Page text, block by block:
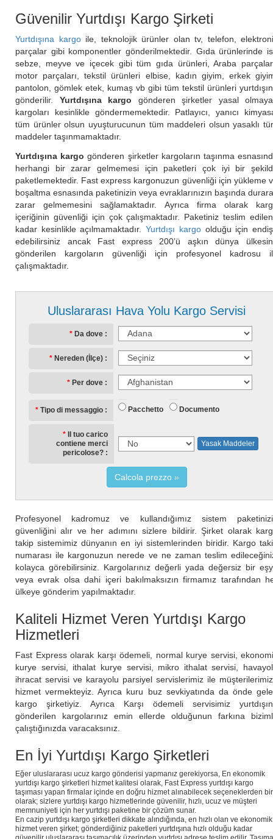
Uluslararası Hava Yolu Kargo Servisi
Da dove
Nereden (İlçe)
Per dove
Tipo di messaggio Pacchetto Documento
Il tuo carico
contiene merci
pericolose?
Yasak Maddeler
Calcola prezzo
Güvenilir Yurtdışı Kargo Şirketi
Yurtdışına kargoile, teknolojik ürünler olan tv, telefon,
parçalar gibi komponentler gönderilmektedir. Gıda ürünlerinde
sebze, meyve ve içecek gibi tüm gıda ürünleri, Araba
motor parçaları, tekstil ürünleri elbise, kadın giyim, erkek
pantolon, gömlek etek, kumaş vb gibi tüm tekstil ürünleri
gönderilir. Yurtdışına kargo gönderen şirketler yasal
kargoları kesinlikle göndermemektedir. Patlayıcı, yanıcı
tüm ürünler olsun uyuşturucunun tüm maddeleri olsun yasaklı
maddeler taşınmamaktadır.
Yurtdışına kargo gönderen şirketler kargoların taşınma
herhangi bir zarar gelmemesi için paketleri çok iyi bir
paketlemektedir. Fast express kargonuzun güvenliği için yükleme
boşaltma esnasında paketinizin veya evraklarınızın başında
zarar gelmemesini sağlamaktadır. Ayrıca firma olarak
içeriğinin güvenliği için çok çalışmaktadır. Paketiniz teslim
kadar kesinlikle açılmamaktadır.Yurtdışı kargoolduğu için
edebilirsiniz ancak Fast express 200’ü aşkın dünya
gönderilen kargoların güvenliği için profesyonel kadrosu
çalışmaktadır.
Profesyonel kadromuz ve kullandığımız sistem
güvenliğini alır ve her adımını sizlere bildirir. Şirket olarak
takip sistemimiz dünyanın en iyi sistemlerinden biridir. Kargo
numarası ile kargonuzun nerede ve ne zaman teslim
kolayca görebilirsiniz. Kargolarınız değerli yada değersiz bir
veya evrak olsa dahi içeri bakılmaksızın firmamız tarafından
ülkeye gönderim yapılmaktadır.
Kaliteli Hizmet Veren Yurtdışı Kargo
Hizmetleri
Fast Express olarak karşı ödemeli, normal kurye servisi,
kurye servisi, ithalat kurye servisi, mikro ithalat servisi,
ihracat servisi ve karayolu parsiyel servislerimiz ile
hizmet vermekteyiz. Ayrıca kuru buz sevkiyatında da önde
kargo şirketiyiz. Ayrıca Karşı ödemeli servisimiz
gönderilen kargolarınız emin ellerde olduğunun farkına
çalıştığınızda varacaksınız.
En İyi Yurtdışı Kargo Şirketleri
Eğer uluslararası ucuz kargo gönderisi yapmanız gerekiyorsa, En ekonomik
yurtdışı kargo şirketleri hizmet kalitesi olarak, Fast Express yurtdışı kargo
taşıması yapan firmalar içinde en doğru hizmet alınabilecek seçeneklerden
olarak; sizlere yurtdışı kargo hizmetlerinde güvenilir, hızlı, ucuz ve müşteri
memnuniyeti için her yurtdışı paketine bir çözüm sunar.
En cazip yurtdışı kargo şirketleri dikkate alındığında, en hızlı olan ve ekonomik
hizmet veren şirket; gönderdiğiniz paketleri yurtdışına hızlı olduğu kadar